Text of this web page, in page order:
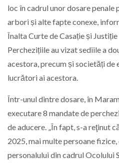
loc în cadrul unor dosare
arbori și alte fapte conexe,
Înalta Curte de Casație și
Perchezițiile au vizat sediile a
acestora, precum și societăți
lucrători ai acestora.
Într-unul dintre dosare, în
executare 8 mandate de
de aducere. „În fapt, s-a reţinut
2025, mai multe persoane
personalului din cadrul Ocolului